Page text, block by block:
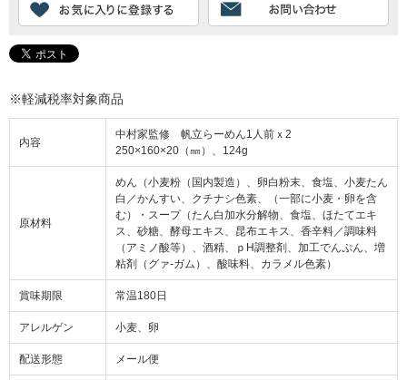
※軽減税率対象商品
内容
中村家監修 帆立らーめん1人前ｘ2
250×160×20（㎜）、124g
原材料
めん（小麦粉（国内製造）、卵白粉末、食塩、小麦たん
白／かんすい、クチナシ色素、（一部に小麦・卵を含
む）・スープ（たん白加水分解物、食塩、ほたてエキ
ス、砂糖、酵母エキス、昆布エキス、香辛料／調味料
（アミノ酸等）、酒精、ｐH調整剤、加工でんぷん、増
粘剤（グァ-ガム）、酸味料、カラメル色素）
賞味期限 常温180日
アレルゲン 小麦、卵
配送形態 メール便